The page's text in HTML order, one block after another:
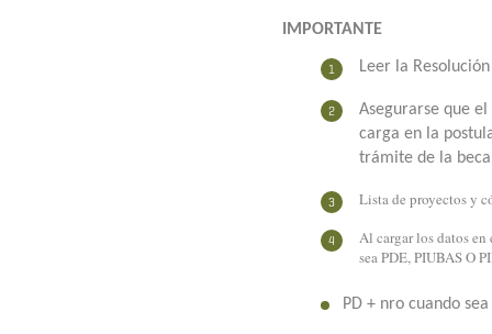
IMPORTANTE
Leer la
Asegurarse que
carga en la
trámite de la
Lista de proyectos y
Al cargar los datos
sea PDE, PIUBAS O
PD + nro cuando sea